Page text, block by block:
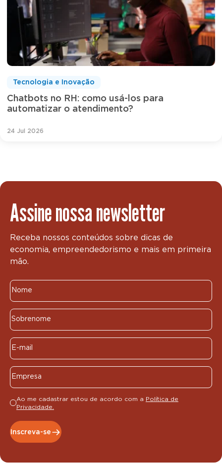
Chatbots no RH: como usá-los para
automatizar o atendimento?
Tecnologia e Inovação
24 Jul 2026
Assine nossa newsletter
Receba nossos conteúdos sobre dicas de
economia, empreendedorismo e mais em primeira
mão.
Ao me cadastrar estou de acordo com a Política de
Privacidade.
Inscreva-se